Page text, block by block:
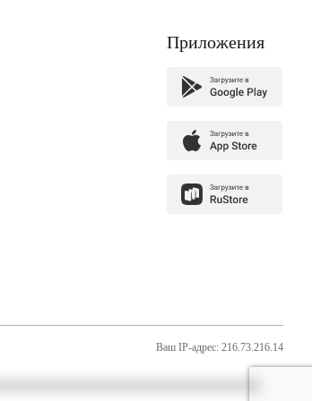
Приложения
Ваш IP-адрес: 216.73.216.14